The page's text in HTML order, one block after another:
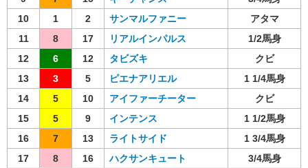
10
1 2 サンマルファニー
アタマ
11
8 17 リアルインパルス
1/2馬身
12
6 12 タビズキ
クビ
13
3 5 ピエナアリエル
1 1/4馬身
14
5 10 アイファーチーター
クビ
15
5 9 インテンス
1 1/2馬身
16
7 13 ライトサイド
1 3/4馬身
17
8 16 ハクサンキュート
3/4馬身